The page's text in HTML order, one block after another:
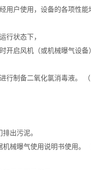
用户使用，设备的各项性能
行状态下，
开启风机（或机械曝气设
行制备二氧化氯消毒液。
排出污泥。
械曝气使用说明书使用。